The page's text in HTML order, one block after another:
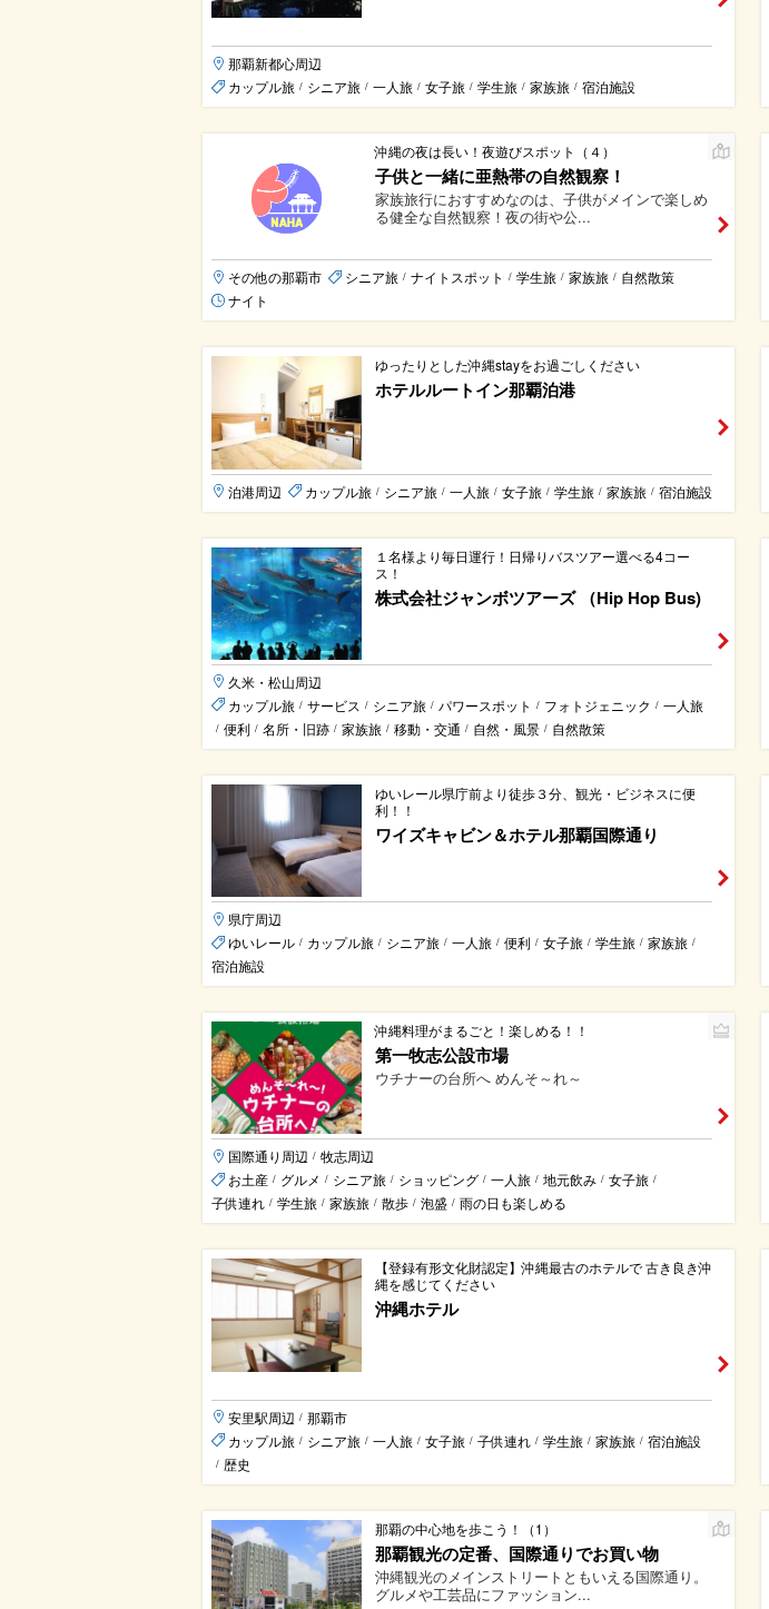
那覇新都心周辺
カップル旅 / シニア旅 / 一人旅 / 女子旅 / 学生旅 / 家族旅 / 宿泊施設
沖縄の夜は長い！夜遊びスポット（４）
子供と一緒に亜熱帯の自然観察！
家族旅行におすすめなのは、子供がメインで楽しめ
る健全な自然観察！夜の街や公...
その他の那覇市 シニア旅 / ナイトスポット / 学生旅 / 家族旅 / 自然散策
ナイト
ゆったりとした沖縄stayをお過ごしください
ホテルルートイン那覇泊港
泊港周辺 カップル旅 / シニア旅 / 一人旅 / 女子旅 / 学生旅 / 家族旅 / 宿泊施設
１名様より毎日運行！日帰りバスツアー選べる4コー
ス！
株式会社ジャンボツアーズ （Hip Hop Bus)
久米・松山周辺
カップル旅 / サービス / シニア旅 / パワースポット / フォトジェニック / 一人旅
/ 便利 / 名所・旧跡 / 家族旅 / 移動・交通 / 自然・風景 / 自然散策
ゆいレール県庁前より徒歩３分、観光・ビジネスに便
利！！
ワイズキャビン＆ホテル那覇国際通り
県庁周辺
ゆいレール / カップル旅 / シニア旅 / 一人旅 / 便利 / 女子旅 / 学生旅 / 家族旅 /
宿泊施設
沖縄料理がまるごと！楽しめる！！
第一牧志公設市場
ウチナーの台所へ めんそ～れ～
国際通り周辺 / 牧志周辺
お土産 / グルメ / シニア旅 / ショッピング / 一人旅 / 地元飲み / 女子旅 /
子供連れ / 学生旅 / 家族旅 / 散歩 / 泡盛 / 雨の日も楽しめる
【登録有形文化財認定】沖縄最古のホテルで 古き良き沖
縄を感じてください
沖縄ホテル
安里駅周辺 / 那覇市
カップル旅 / シニア旅 / 一人旅 / 女子旅 / 子供連れ / 学生旅 / 家族旅 / 宿泊施設
/ 歴史
那覇の中心地を歩こう！（1）
那覇観光の定番、国際通りでお買い物
沖縄観光のメインストリートともいえる国際通り。
グルメや工芸品にファッション...